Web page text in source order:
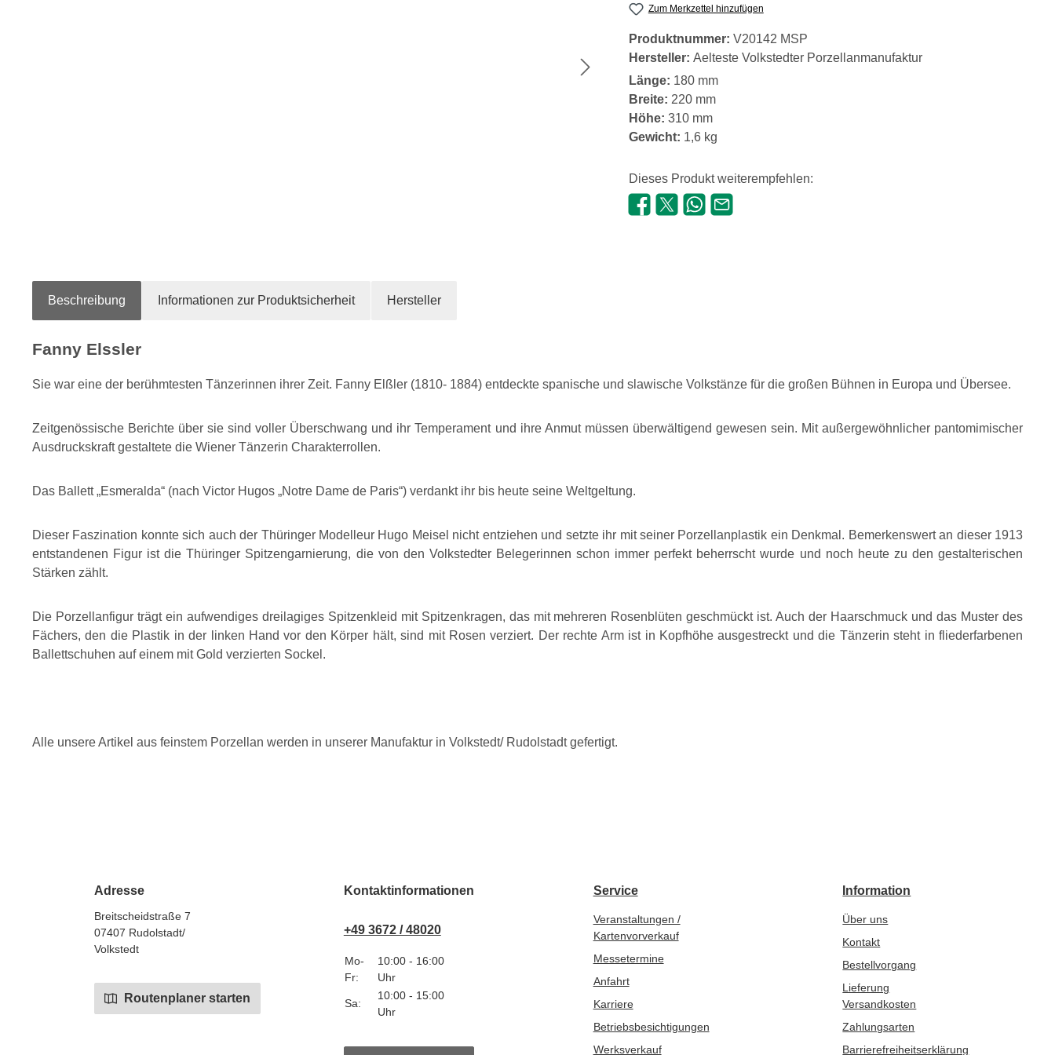
Zum Merkzettel hinzufügen
Produktnummer: V20142 MSP
Hersteller: Aelteste Volkstedter Porzellanmanufaktur
Länge: 180 mm
Breite: 220 mm
Höhe: 310 mm
Gewicht: 1,6 kg
Dieses Produkt weiterempfehlen:
Beschreibung Informationen zur Produktsicherheit Hersteller
Fanny Elssler
Sie war eine der berühmtesten Tänzerinnen ihrer Zeit. Fanny Elßler (1810- 1884) entdeckte spanische und slawische Volkstänze für die großen Bühnen in Europa und Übersee.
Zeitgenössische Berichte über sie sind voller Überschwang und ihr Temperament und ihre Anmut müssen überwältigend gewesen sein. Mit außergewöhnlicher pantomimischer
Ausdruckskraft gestaltete die Wiener Tänzerin Charakterrollen.
Das Ballett „Esmeralda“ (nach Victor Hugos „Notre Dame de Paris“) verdankt ihr bis heute seine Weltgeltung.
Dieser Faszination konnte sich auch der Thüringer Modelleur Hugo Meisel nicht entziehen und setzte ihr mit seiner Porzellanplastik ein Denkmal. Bemerkenswert an dieser 1913
entstandenen Figur ist die Thüringer Spitzengarnierung, die von den Volkstedter Belegerinnen schon immer perfekt beherrscht wurde und noch heute zu den gestalterischen
Stärken zählt.
Die Porzellanfigur trägt ein aufwendiges dreilagiges Spitzenkleid mit Spitzenkragen, das mit mehreren Rosenblüten geschmückt ist. Auch der Haarschmuck und das Muster des
Fächers, den die Plastik in der linken Hand vor den Körper hält, sind mit Rosen verziert. Der rechte Arm ist in Kopfhöhe ausgestreckt und die Tänzerin steht in fliederfarbenen
Ballettschuhen auf einem mit Gold verzierten Sockel.
Alle unsere Artikel aus feinstem Porzellan werden in unserer Manufaktur in Volkstedt/ Rudolstadt gefertigt.
Adresse
Breitscheidstraße 7
07407 Rudolstadt/
Volkstedt
Routenplaner starten
Kontaktinformationen
+49 3672 / 48020
Mo-
Fr:
10:00 - 16:00
Uhr
Sa:
10:00 - 15:00
Uhr
Service
Veranstaltungen /
Kartenvorverkauf
Messetermine
Anfahrt
Karriere
Betriebsbesichtigungen
Werksverkauf
Information
Über uns
Kontakt
Bestellvorgang
Lieferung
Versandkosten
Zahlungsarten
Barrierefreiheitserklärung